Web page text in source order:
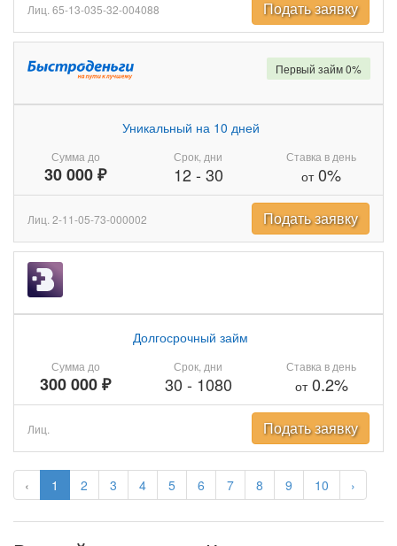
‹ 1 2 3 4 5 6 7 8 9 10 ›
Лиц. 65-13-035-32-004088 Подать заявку
Сумма до
30 000 ₽
Уникальный на 10 дней
Срок, дни
12- 30
Ставка в день
от0%
Первый займ 0%
Лиц. 2-11-05-73-000002 Подать заявку
Сумма до
300 000 ₽
Долгосрочный займ
Срок, дни
30 - 1080
Ставка в день
от0.2%
Лиц. Подать заявку